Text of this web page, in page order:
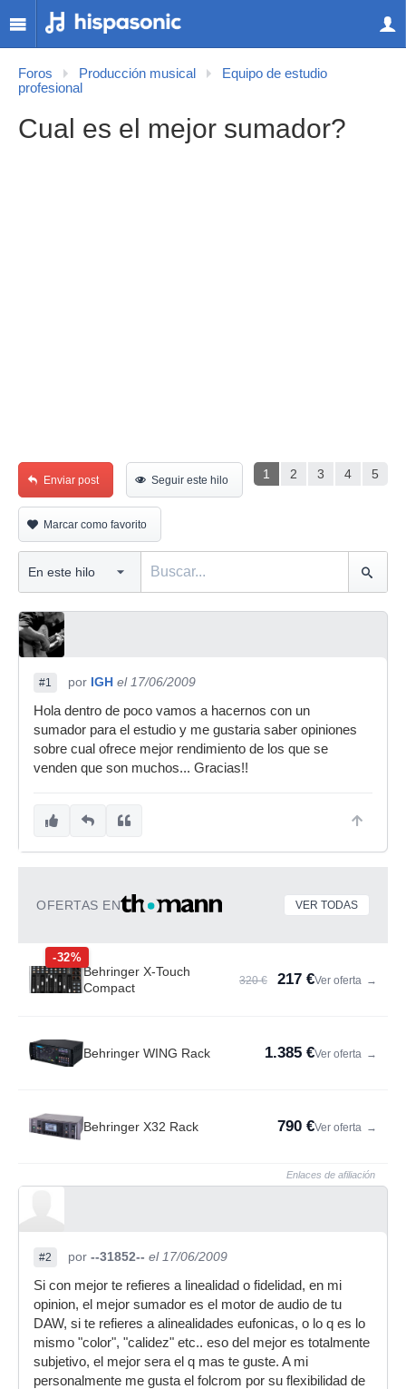
Foros Producción musical
Equipo de estudio
profesional
Cual es el mejor sumador?
1 2 3 4 5
Enviar post Seguir este hilo
Marcar como favorito
#1 por IGH el 17/06/2009
Hola dentro de poco vamos a hacernos con un
sumador para el estudio y me gustaria saber opiniones
sobre cual ofrece mejor rendimiento de los que se
venden que son muchos... Gracias!!
OFERTAS EN VER TODAS
-32%
Behringer X-Touch
Compact
320 € 217 €Ver oferta →
Behringer WING Rack 1.385 €Ver oferta →
Behringer X32 Rack 790 €Ver oferta →
Enlaces de afiliación
#2 por --31852-- el 17/06/2009
Si con mejor te refieres a linealidad o fidelidad, en mi
opinion, el mejor sumador es el motor de audio de tu
DAW, si te refieres a alinealidades eufonicas, o lo q es lo
mismo "color", "calidez" etc.. eso del mejor es totalmente
subjetivo, el mejor sera el q mas te guste. A mi
personalmente me gusta el folcrom por su flexibilidad de